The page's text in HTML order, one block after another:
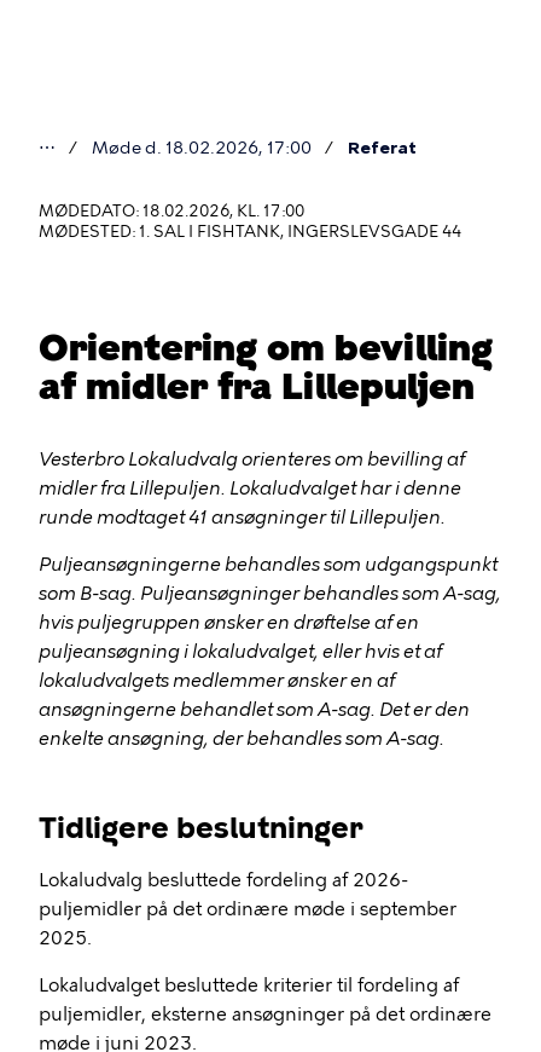
er
her
⋯ Møde d. 18.02.2026, 17:00 Referat
MØDEDATO: 18.02.2026, KL. 17:00
MØDESTED: 1. SAL I FISHTANK, INGERSLEVSGADE 44
Orientering om bevilling
af midler fra Lillepuljen
Vesterbro Lokaludvalg orienteres om bevilling af
midler fra Lillepuljen. Lokaludvalget har i denne
runde modtaget 41 ansøgninger til Lillepuljen.
Puljeansøgningerne behandles som udgangspunkt
som B-sag. Puljeansøgninger behandles som A-sag,
hvis puljegruppen ønsker en drøftelse af en
puljeansøgning i lokaludvalget, eller hvis et af
lokaludvalgets medlemmer ønsker en af
ansøgningerne behandlet som A-sag. Det er den
enkelte ansøgning, der behandles som A-sag.
Tidligere beslutninger
Lokaludvalg besluttede fordeling af 2026-
puljemidler på det ordinære møde i september
2025.
Lokaludvalget besluttede kriterier til fordeling af
puljemidler, eksterne ansøgninger på det ordinære
møde i juni 2023.